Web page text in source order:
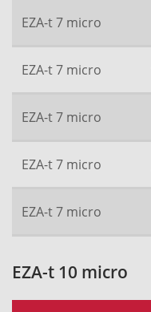
EZA-t 7 micro
EZA-t 7 micro
EZA-t 7 micro
EZA-t 7 micro
EZA-t 7 micro
EZA-t 10 micro